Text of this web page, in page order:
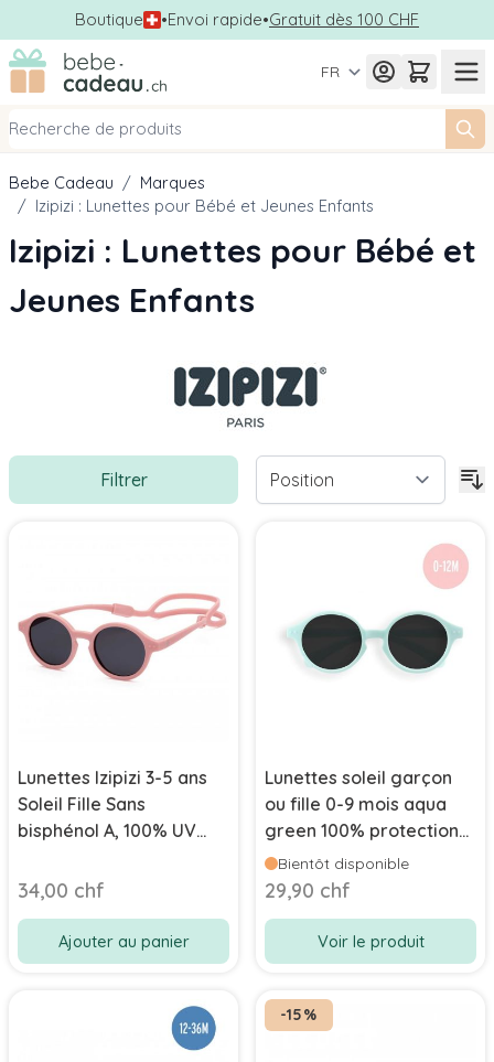
Boutique •Envoi rapide•Gratuit dès 100 CHF
Allez au contenu
FR
Bebe Cadeau / Marques
/ Izipizi : Lunettes pour Bébé et Jeunes Enfants
Izipizi : Lunettes pour Bébé et
Jeunes Enfants
Filtrer
Lunettes Izipizi 3-5 ans
Soleil Fille Sans
bisphénol A, 100% UV
34,00 chf
Ajouter au panier
Lunettes soleil garçon
ou fille 0-9 mois aqua
green 100% protection
UV et verres polarisés,
Izipizi
Bientôt disponible
29,90 chf
Voir le produit
-15%